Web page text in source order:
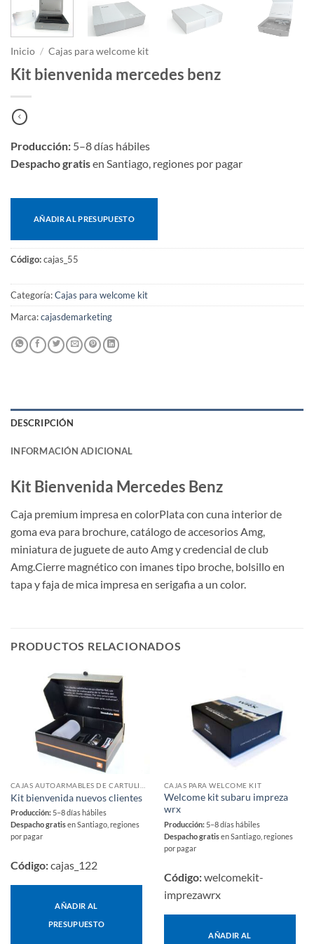
Inicio / Cajas para welcome kit
Kit bienvenida mercedes benz
Producción: 5–8 días hábiles
Despacho gratisen Santiago, regiones por pagar
AÑADIR AL PRESUPUESTO
Código:cajas_55
Categoría:Cajas para welcome kit
Marca:cajasdemarketing
DESCRIPCIÓN
INFORMACIÓN ADICIONAL
Kit Bienvenida Mercedes Benz
Caja premium impresa en colorPlata con cuna interior de
goma eva para brochure, catálogo de accesorios Amg,
miniatura de juguete de auto Amg y credencial de club
Amg.Cierre magnético con imanes tipo broche, bolsillo en
tapa y faja de mica impresa en serigafia a un color.
PRODUCTOS RELACIONADOS
CAJAS AUTOARMABLES DE CARTULINA
Kit bienvenida nuevos clientes
Producción:5–8 días hábiles
Despacho gratisen Santiago, regiones
por pagar
Código:cajas_122
AÑADIR AL
PRESUPUESTO
CAJAS PARA WELCOME KIT
Welcome kit subaru impreza
wrx
Producción:5–8 días hábiles
Despacho gratisen Santiago, regiones
por pagar
Código:welcomekit-
imprezawrx
AÑADIR AL